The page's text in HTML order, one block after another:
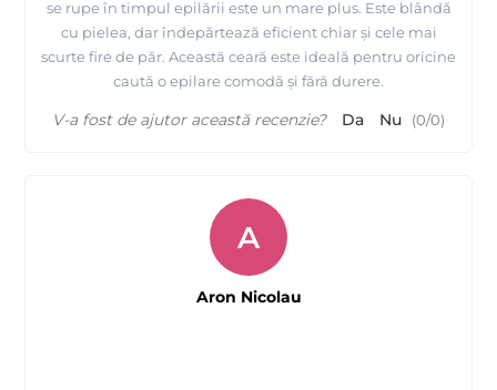
se rupe în timpul epilării este un mare plus. Este blândă
cu pielea, dar îndepărtează eficient chiar și cele mai
scurte fire de păr. Această ceară este ideală pentru oricine
caută o epilare comodă și fără durere.
V-a fost de ajutor această recenzie? Da Nu (0/0)
A
Aron Nicolau